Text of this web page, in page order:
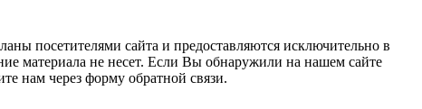
посетителями сайта и предоставляются исключительно в
материала не несет. Если Вы обнаружили на нашем сайте
нам через форму обратной связи.